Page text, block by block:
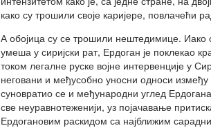
како су трошили своје каријере, повлачећи
А обојица су се трошили нештедимице.
умеша у сиријски рат, Ердоган је поклекао
током легалне руске војне интервенције у
неговани и међусобно уносни односи између
суновратио се и међународни углед
све неуравнотеженији, уз појачавање
Ердогановим раскидом са најближим